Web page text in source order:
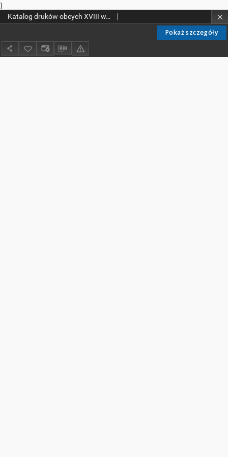
)
Pokaż szczegóły
Katalog druków obcych XVIII w. Biblioteki Kolegium Filozoficzno-Teologicznego oo. Dominikanów w Krakowie